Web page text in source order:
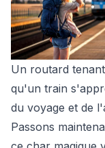
Un routard
qu'un train
du voyage et de
Passons